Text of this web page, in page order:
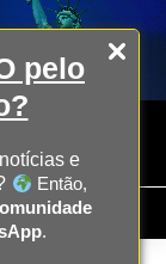
pelo
e
Então,
.